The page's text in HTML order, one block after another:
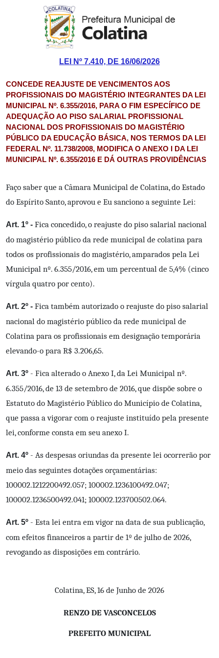
LEI Nº 7.410, DE 16/06/2026
CONCEDE REAJUSTE DE VENCIMENTOS AOS
PROFISSIONAIS DO MAGISTÉRIO INTEGRANTES DA LEI
MUNICIPAL Nº. 6.355/2016, PARA O FIM ESPECÍFICO DE
ADEQUAÇÃO AO PISO SALARIAL PROFISSIONAL
NACIONAL DOS PROFISSIONAIS DO MAGISTÉRIO
PÚBLICO DA EDUCAÇÃO BÁSICA, NOS TERMOS DA LEI
FEDERAL Nº. 11.738/2008, MODIFICA O ANEXO I DA LEI
MUNICIPAL Nº. 6.355/2016 E DÁ OUTRAS PROVIDÊNCIAS
Faço saber que a Câmara Municipal de Colatina, do Estado
do Espírito Santo, aprovou e Eu sanciono a seguinte Lei:
Art. 1º - Fica concedido, o reajuste do piso salarial nacional
do magistério público da rede municipal de colatina para
todos os profissionais do magistério, amparados pela Lei
Municipal nº. 6.355/2016, em um percentual de 5,4% (cinco
vírgula quatro por cento).
Art. 2º - Fica também autorizado o reajuste do piso salarial
nacional do magistério público da rede municipal de
Colatina para os profissionais em designação temporária
elevando-o para R$ 3.206,65.
Art. 3º - Fica alterado o Anexo I, da Lei Municipal nº.
6.355/2016, de 13 de setembro de 2016, que dispõe sobre o
Estatuto do Magistério Público do Município de Colatina,
que passa a vigorar com o reajuste instituído pela presente
lei, conforme consta em seu anexo I.
Art. 4º - As despesas oriundas da presente lei ocorrerão por
meio das seguintes dotações orçamentárias:
100002.1212200492.057; 100002.1236100492.047;
100002.1236500492.041; 100002.123700502.064.
Art. 5º - Esta lei entra em vigor na data de sua publicação,
com efeitos financeiros a partir de 1º de julho de 2026,
revogando as disposições em contrário.
Colatina, ES, 16 de Junho de 2026
RENZO DE VASCONCELOS
PREFEITO MUNICIPAL